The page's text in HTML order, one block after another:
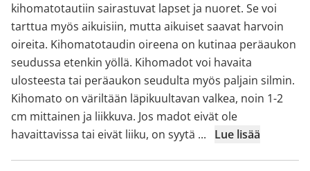
kihomatotautiin sairastuvat lapset ja nuoret. Se voi
tarttua myös aikuisiin, mutta aikuiset saavat harvoin
oireita. Kihomatotaudin oireena on kutinaa peräaukon
seudussa etenkin yöllä. Kihomadot voi havaita
ulosteesta tai peräaukon seudulta myös paljain silmin.
Kihomato on väriltään läpikuultavan valkea, noin 1-2
cm mittainen ja liikkuva. Jos madot eivät ole
havaittavissa tai eivät liiku, on syytä ... Lue lisää